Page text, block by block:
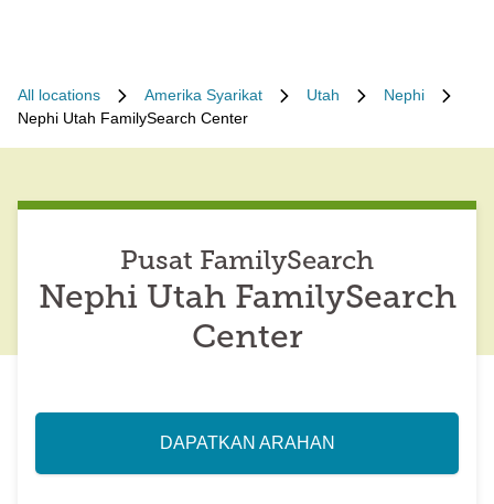
All locations Amerika Syarikat Utah
Nephi
Nephi Utah FamilySearch Center
Pusat FamilySearch
Nephi Utah FamilySearch
Center
DAPATKAN ARAHAN